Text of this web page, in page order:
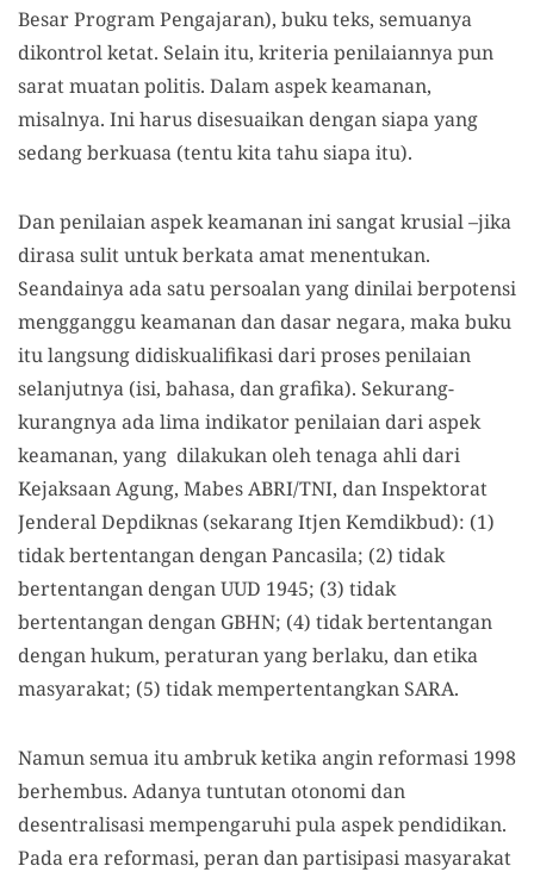
Besar Program Pengajaran), buku teks, semuanya
dikontrol ketat. Selain itu, kriteria penilaiannya pun
sarat muatan politis. Dalam aspek keamanan,
misalnya. Ini harus disesuaikan dengan siapa yang
sedang berkuasa (tentu kita tahu siapa itu).
Dan penilaian aspek keamanan ini sangat krusial –jika
dirasa sulit untuk berkata amat menentukan.
Seandainya ada satu persoalan yang dinilai berpotensi
mengganggu keamanan dan dasar negara, maka buku
itu langsung didiskualifikasi dari proses penilaian
selanjutnya (isi, bahasa, dan grafika). Sekurang-
kurangnya ada lima indikator penilaian dari aspek
keamanan, yang dilakukan oleh tenaga ahli dari
Kejaksaan Agung, Mabes ABRI/TNI, dan Inspektorat
Jenderal Depdiknas (sekarang Itjen Kemdikbud): (1)
tidak bertentangan dengan Pancasila; (2) tidak
bertentangan dengan UUD 1945; (3) tidak
bertentangan dengan GBHN; (4) tidak bertentangan
dengan hukum, peraturan yang berlaku, dan etika
masyarakat; (5) tidak mempertentangkan SARA.
Namun semua itu ambruk ketika angin reformasi 1998
berhembus. Adanya tuntutan otonomi dan
desentralisasi mempengaruhi pula aspek pendidikan.
Pada era reformasi, peran dan partisipasi masyarakat